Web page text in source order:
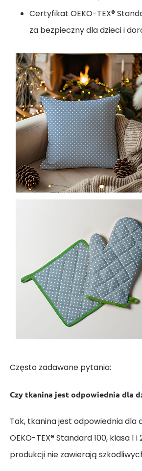
Certyfikat OEKO-TEX®
za bezpieczny dla dzieci i
Często zadawane pytania:
Czy tkanina jest odpowiednia dla
Tak, tkanina jest odpowiednia
OEKO-TEX® Standard 100, klasa
produkcji nie zawierają